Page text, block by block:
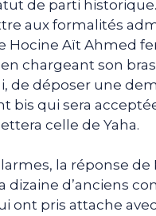
de parti
aux formalités
Hocine Aït Ahmed
en chargeant son
de déposer une
bis qui sera
celle de Yaha.
la réponse de
dizaine d’anciens
ont pris attache